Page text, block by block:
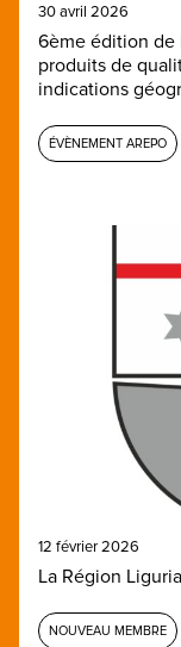
30 avril 2026
6ème édition de
produits de
indications
ÉVÈNEMENT AREPO
12 février 2026
La Région
NOUVEAU MEMBRE